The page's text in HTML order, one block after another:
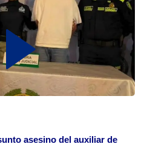
asesino del auxiliar de